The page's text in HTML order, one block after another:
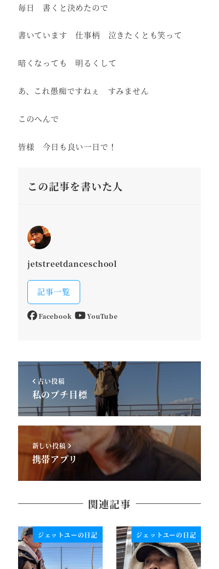
毎日 書くと決めたので
書いています 仕事柄 泣きたくとも笑って
暗くなっても 明るくして
あ、これ愚痴ですねぇ すみません
このへんで
皆様 今日も良い一日で！
この記事を書いた人
jetstreetdanceschool
記事一覧
Facebook YouTube
古い投稿
私のプチ目標
新しい投稿
携帯アプリ
関連記事
ジェットユーの日記 ジェットユーの日記